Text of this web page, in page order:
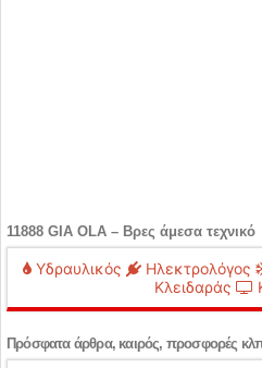
11888 GIA OLA – Βρες άμεσα τεχνικό
Υδραυλικός Ηλεκτρολόγος
Κλειδαράς
Πρόσφατα άρθρα, καιρός, προσφορές